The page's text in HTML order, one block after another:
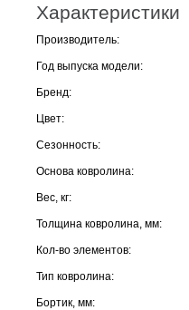
Характеристики
Производитель:
Год выпуска модели:
Бренд:
Цвет:
Сезонность:
Основа ковролина:
Вес, кг:
Толщина ковролина, мм:
Кол-во элементов:
Тип ковролина:
Бортик, мм: